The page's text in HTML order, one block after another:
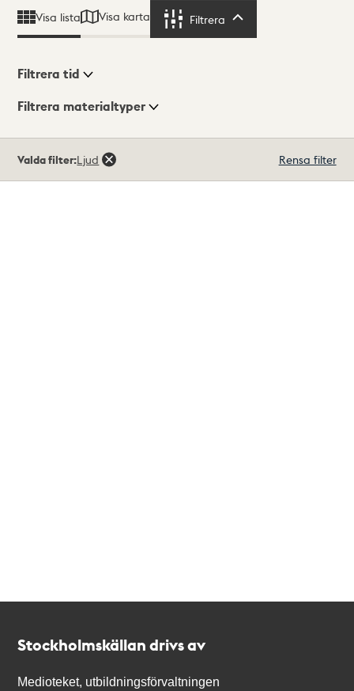
Visa lista Visa karta Filtrera
Visningsläge
Filtrera tid
Filtrera materialtyper
träffar
Valda filter:Ljud Rensa filter
Stockholmskällan drivs av
Medioteket, utbildningsförvaltningen